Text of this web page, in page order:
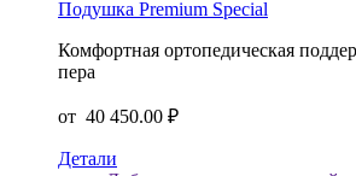
Подушка Premium Special
Комфортная ортопедическая
пера
от 40 450.00 ₽
Детали